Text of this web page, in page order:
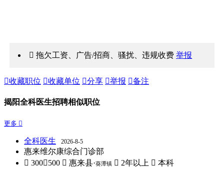
 拖欠工资、广告/招商、骚扰、违规收费举报
收藏职位 收藏单位 分享 举报 备注
揭阳全科医生招聘相似职位
更多 
全科医生 2026-8-5
惠来维尔康综合门诊部
 300～500  惠来县·葵潭镇  2年以上  本科